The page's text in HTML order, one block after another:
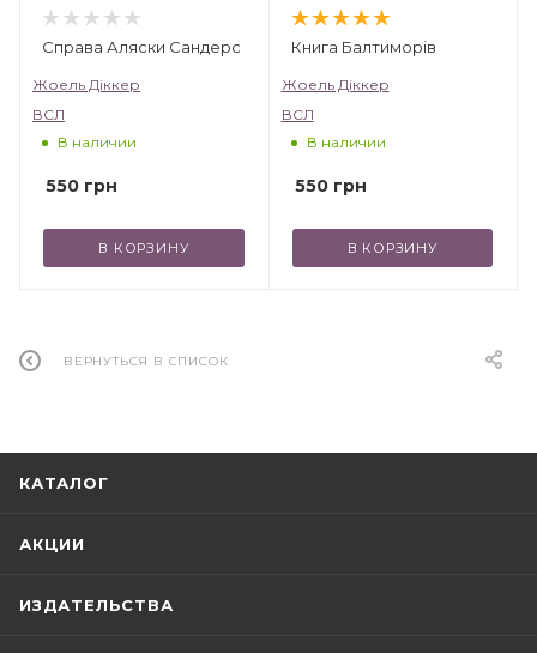
Справа Аляски Сандерс
Жоель Діккер
ВСЛ
В наличии
550 грн
В КОРЗИНУ
Книга Балтиморів
Жоель Діккер
ВСЛ
В наличии
550грн
В КОРЗИНУ
ВЕРНУТЬСЯ В СПИСОК
КАТАЛОГ
АКЦИИ
ИЗДАТЕЛЬСТВА